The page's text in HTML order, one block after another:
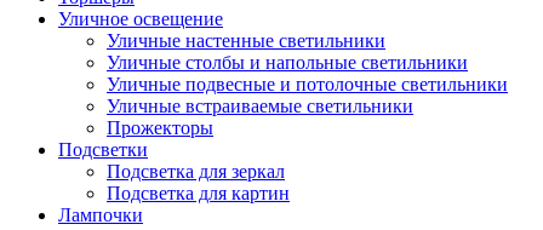
Уличное освещение
Уличные настенные светильники
Уличные столбы и напольные светильники
Уличные подвесные и потолочные светильники
Уличные встраиваемые светильники
Прожекторы
Подсветки
Подсветка для зеркал
Подсветка для картин
Лампочки